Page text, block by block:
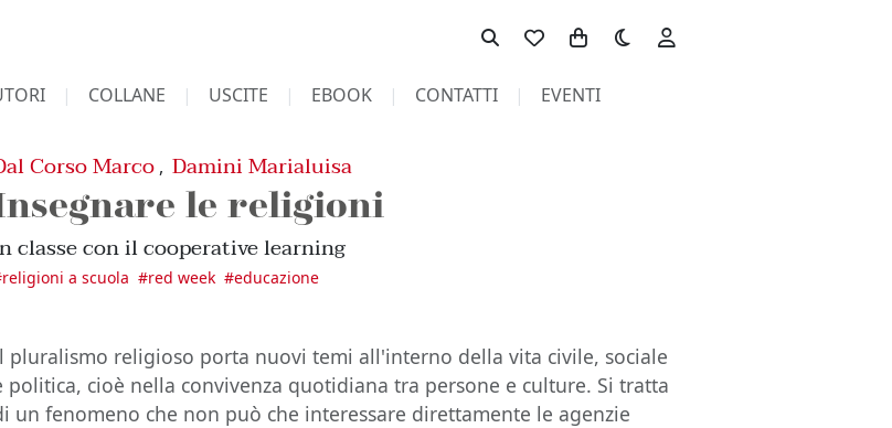
Toggle theme
COLLANE USCITE EBOOK CONTATTI EVENTI
Corso Marco ,Damini Marialuisa
le religioni
classe con il cooperative learning
religioni a scuola #red week #educazione
pluralismo religioso porta nuovi temi all'interno della vita civile, sociale
politica, cioè nella convivenza quotidiana tra persone e culture. Si tratta
un fenomeno che non può che interessare direttamente le agenzie